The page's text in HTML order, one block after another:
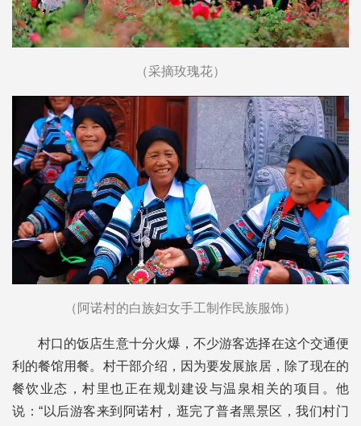
（采摘玫瑰花）
（阿诺村的白族妇女手工制作民族服饰）
村口的饭店生意十分火爆，不少游客选择在这个交通便
利的餐馆用餐。村干部介绍，因为要发展旅居，除了现在的
餐饮业态，村里也正在规划建设与温泉相关的项目。他
说：“以后游客来到阿诺村，逛完了普者黑景区，我们村门